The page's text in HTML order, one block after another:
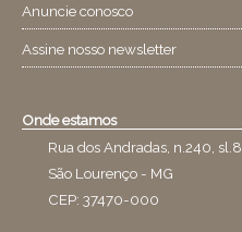
Anuncie conosco
Assine nosso newsletter
Onde estamos
Rua dos Andradas, n.240, sl.8
São Lourenço - MG
CEP: 37470-000